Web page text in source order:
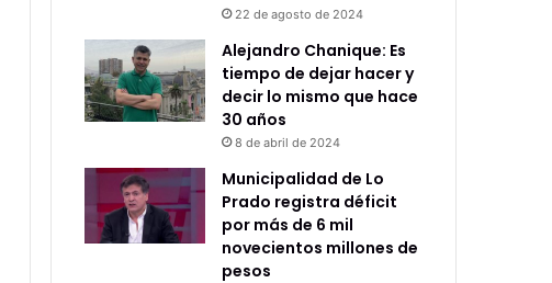
22 de agosto de 2024
Alejandro Chanique: Es
tiempo de dejar hacer y
decir lo mismo que hace
30 años
8 de abril de 2024
Municipalidad de Lo
Prado registra déficit
por más de 6 mil
novecientos millones de
pesos